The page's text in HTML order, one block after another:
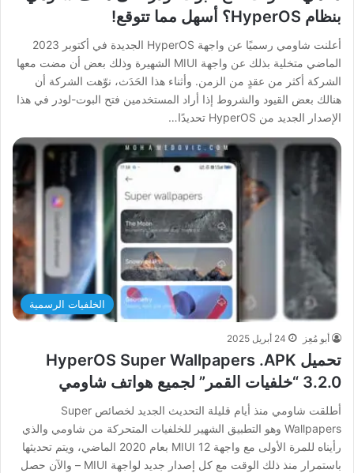
بنظام HyperOS؟ أسهل مما تتوقع!
أعلنت شاومي رسميًا عن واجهة HyperOS الجديدة في أكتوبر 2023
الماضي متخلية بذلك عن واجهة MIUI الشهيرة وذلك بعض أن مضت معها
الشركة أكثر من عقدٍ من الزمن. وأثناء هذا الحَدَث، نوّهت الشركة أن
هنالك بعض القيود والشروط إذا أراد المستخدمين فتح البوت-لودر في هذا
الإصدار الجديد من HyperOS تحديدًا…
الخلفيات الرسمية
أبو مُعِز 24 أبريل 2025
تحميل HyperOS Super Wallpapers .APK
3.2.0 “خلفيات القمر” لجميع هواتف شاومي
أطلقت شاومي منذ أيام قليلة التحديث الجديد لخصائص Super
Wallpapers وهو التطبيق الشهير للخلفيات المتحركة من شاومي والذي
رأيناه للمرة الأولى مع واجهة MIUI 12 بعام 2020 الماضي، ويتم تحديثها
باستمرار منذ ذلك الوقت مع كل إصدار جديد لواجهة MIUI – والآن حصل